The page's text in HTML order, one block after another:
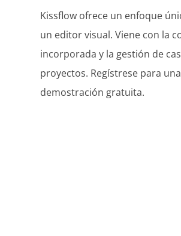
Kissflow ofrece un enfoque
un editor visual. Viene con la
incorporada y la gestión de
proyectos. Regístrese para una
demostración gratuita.